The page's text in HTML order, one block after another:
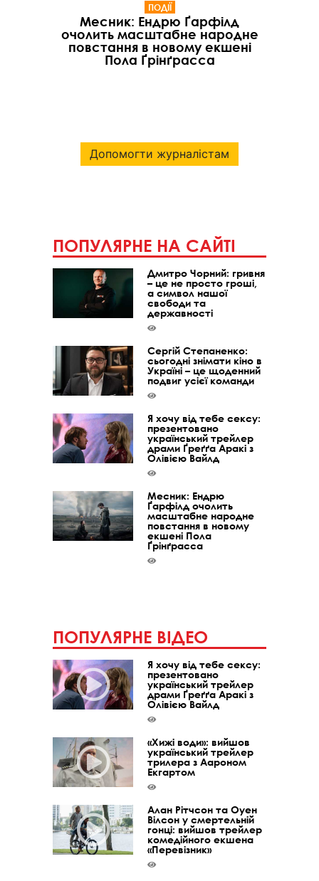
ПОДІЇ
Месник: Ендрю Ґарфілд
очолить масштабне народне
повстання в новому екшені
Пола Ґрінґрасса
Допомогти журналістам
ПОПУЛЯРНЕ НА САЙТІ
Дмитро Чорний: гривня
– це не просто гроші,
а символ нашої
свободи та
державності
Сергій Степаненко:
сьогодні знімати кіно в
Україні – це щоденний
подвиг усієї команди
Я хочу від тебе сексу:
презентовано
український трейлер
драми Ґреґґа Аракі з
Олівією Вайлд
Месник: Ендрю
Ґарфілд очолить
масштабне народне
повстання в новому
екшені Пола
Ґрінґрасса
ПОПУЛЯРНЕ ВІДЕО
Я хочу від тебе сексу:
презентовано
український трейлер
драми Ґреґґа Аракі з
Олівією Вайлд
«Хижі води»: вийшов
український трейлер
трилера з Аароном
Екгартом
Алан Рітчсон та Оуен
Вілсон у смертельній
гонці: вийшов трейлер
комедійного екшена
«Перевізник»